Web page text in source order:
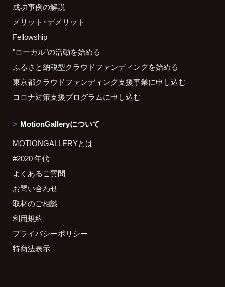
成功事例の解説
メリット・デメリット
Fellowship
"ローカル"の活動を始める
ふるさと納税型クラウドファンディングを始める
東京都クラウドファンディング支援事業に申し込む
コロナ対策支援プログラムに申し込む
MotionGalleryについて
MOTIONGALLERYとは
#2020 年代
よくあるご質問
お問い合わせ
取材のご相談
利用規約
プライバシーポリシー
特商法表示